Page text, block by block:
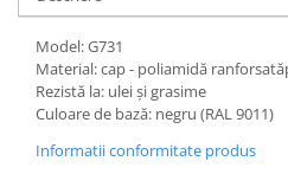
Model: G731
Material: cap - poliamidă
Rezistă la: ulei și grasime
Culoare de bază: negru (RAL 9011)
Informatii conformitate produs